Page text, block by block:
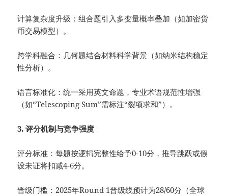
计算复杂度升级：组合题引入多变量概率叠加（如加密货
币交易模型）。
跨学科融合：几何题结合材料科学背景（如纳米结构稳定
性分析）。
语言标准化：统一采用英文命题，专业术语规范性增强
（如“Telescoping Sum”需标注“裂项求和”）。
3. 评分机制与竞争强度
评分标准：每题按逻辑完整性给予0-10分，推导跳跃或假
设未证将扣减4-6分。
晋级门槛：2025年Round 1晋级线预计为28/60分（全球